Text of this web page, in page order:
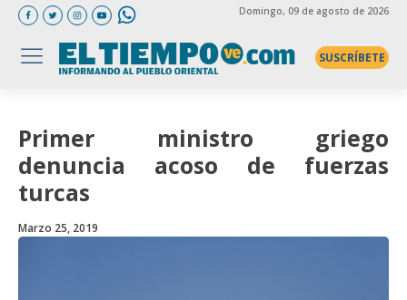
Domingo, 09 de agosto de 2026
SUSCRÍBETE
Primer ministro griego
denuncia acoso de fuerzas
turcas
Marzo 25, 2019